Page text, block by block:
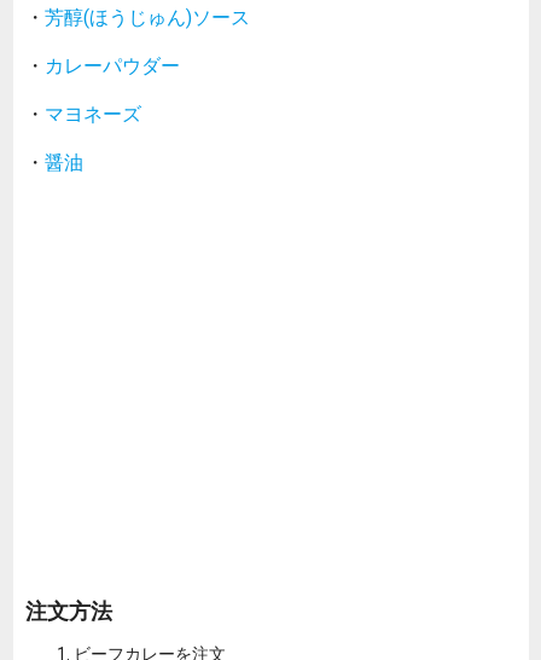
・ 芳醇(ほうじゅん)ソース
・ カレーパウダー
・ マヨネーズ
・ 醤油
注文方法
ビーフカレーを注文